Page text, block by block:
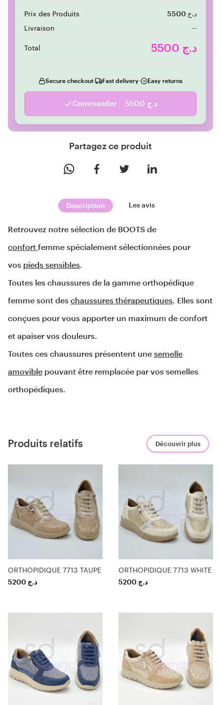
Prix des Produits
5500 د.ج
Livraison
--
Total 5500 د.ج
Secure checkout Fast delivery Easy returns
Commander 5500 د.ج
Partagez ce produit
Description Les avis
Retrouvez notre sélection de BOOTS de
confort femme spécialement sélectionnées pour
vos pieds sensibles.
Toutes les chaussures de la gamme orthopédique
femme sont des chaussures thérapeutiques. Elles sont
conçues pour vous apporter un maximum de confort
et apaiser vos douleurs.
Toutes ces chaussures présentent une semelle
amovible pouvant être remplacée par vos semelles
orthopédiques.
Produits relatifs Découvrir plus
ORTHOPIDIQUE 7713 TAUPE
5200 د.ج
ORTHOPIDIQUE 7713 WHITE
5200 د.ج